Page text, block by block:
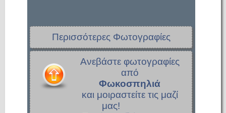
Περισσότερες Φωτογραφίες
Ανεβάστε φωτογραφίες
από
Φωκοσπηλιά
και μοιραστείτε τις μαζί
μας!